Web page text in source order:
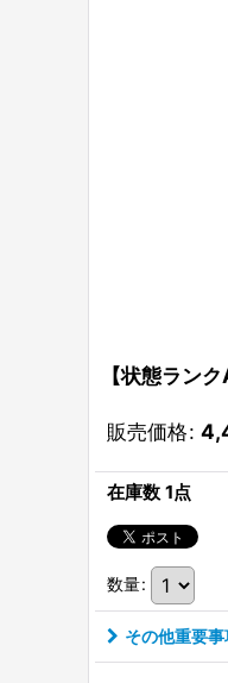
【状態ラン
販売価格:
在庫数 1点
数量:
その他重要事